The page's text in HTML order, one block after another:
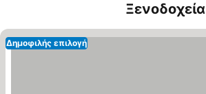
Δημοφιλής επιλογή